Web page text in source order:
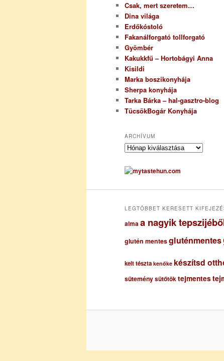
Csak, mert szeretem…
Dina világa
Erdőkóstoló
Fakanálforgató tollforgató
Gyömbér
Kakukkfű – Hortobágyi Anna
Kisildi
Marka boszikonyhája
Sherpa konyhája
Tarka Bárka – hal-gasztro-blog
TücsökBogár Konyhája
ARCHÍVUM
A
c
h
uLEGTÖBBET KERESETT
almaa nagyik
glutén mentesgluténmentes
kelt tészta kenőke készítsd
süteménysütőtöktejmentes